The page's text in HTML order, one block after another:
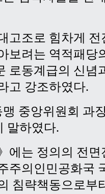
고조로 힘차게
보려는 역적패당
로동계급의 신념
고 강조하였다.
중앙위원회 과
말하였다.
에는 정의의 전
주의인민공화국
침략책동으로부